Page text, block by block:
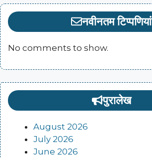
नवीनतम टिप्पणियां
No comments to show.
पुरालेख
August 2026
July 2026
June 2026